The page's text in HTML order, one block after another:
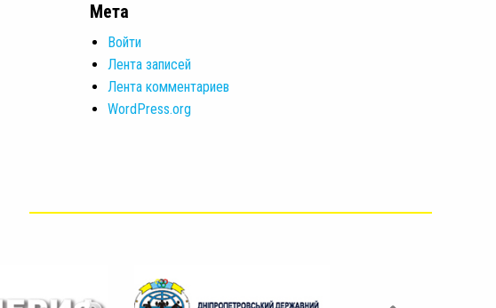
Мета
Войти
Лента записей
Лента комментариев
WordPress.org